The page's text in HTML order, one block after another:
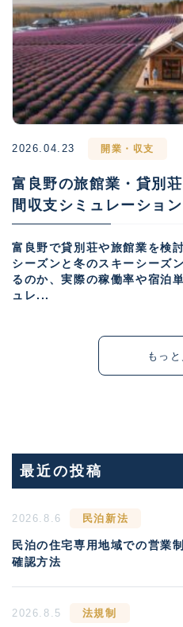
2026.04.23 開業・収支
富良野の旅館業・貸別
間収支シミュレーション
富良野で貸別荘や旅館業を検
シーズンと冬のスキーシーズ
るのか、実際の稼働率や宿泊
ュレ...
もっ
最近の投稿
2026.8.6 民泊新法
民泊の住宅専用地域での営業
確認方法
2026.8.5 法規制